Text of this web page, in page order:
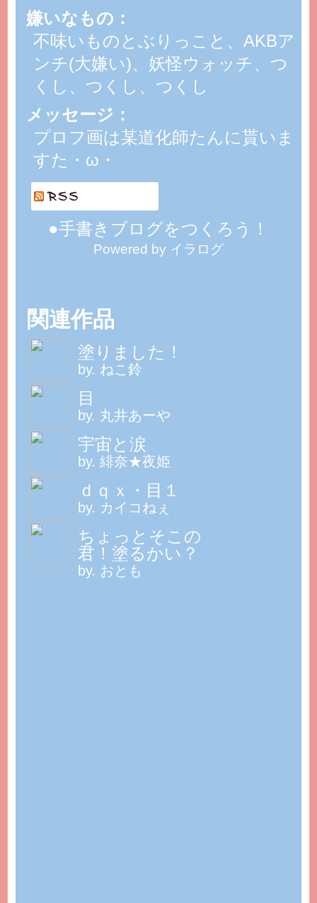
嫌いなもの：
不味いものとぶりっこと、AKBア
ンチ(大嫌い)、妖怪ウォッチ、つ
くし、つくし、つくし
メッセージ：
プロフ画は某道化師たんに貰いま
すた・ω・
●手書きブログをつくろう！
Powered by イラログ
関連作品
塗りました！
by. ねこ鈴
目
by. 丸井あーや
宇宙と涙
by. 緋奈★夜姫
ｄｑｘ・目１
by. カイコねぇ
ちょっとそこの
君！塗るかい？
by. おとも